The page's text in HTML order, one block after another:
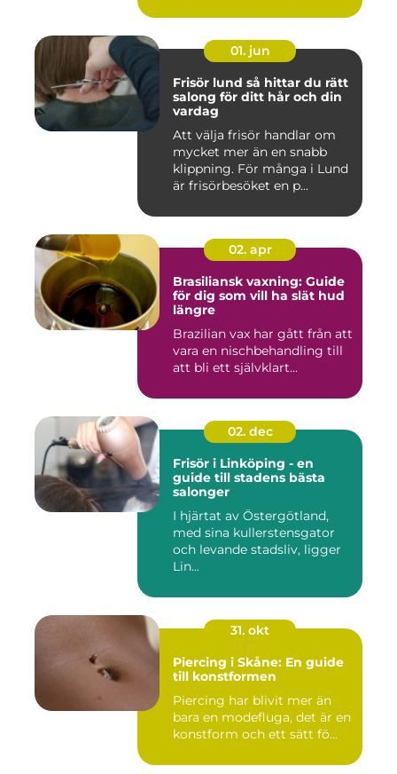
01. jun
Frisör lund så hittar du rätt
salong för ditt hår och din
vardag
Att välja frisör handlar om
mycket mer än en snabb
klippning. För många i Lund
är frisörbesöket en p...
02. apr
Brasiliansk vaxning: Guide
för dig som vill ha slät hud
längre
Brazilian vax har gått från att
vara en nischbehandling till
att bli ett självklart...
02. dec
Frisör i Linköping - en
guide till stadens bästa
salonger
I hjärtat av Östergötland,
med sina kullerstensgator
och levande stadsliv, ligger
Lin...
31. okt
Piercing i Skåne: En guide
till konstformen
Piercing har blivit mer än
bara en modefluga, det är en
konstform och ett sätt fö...